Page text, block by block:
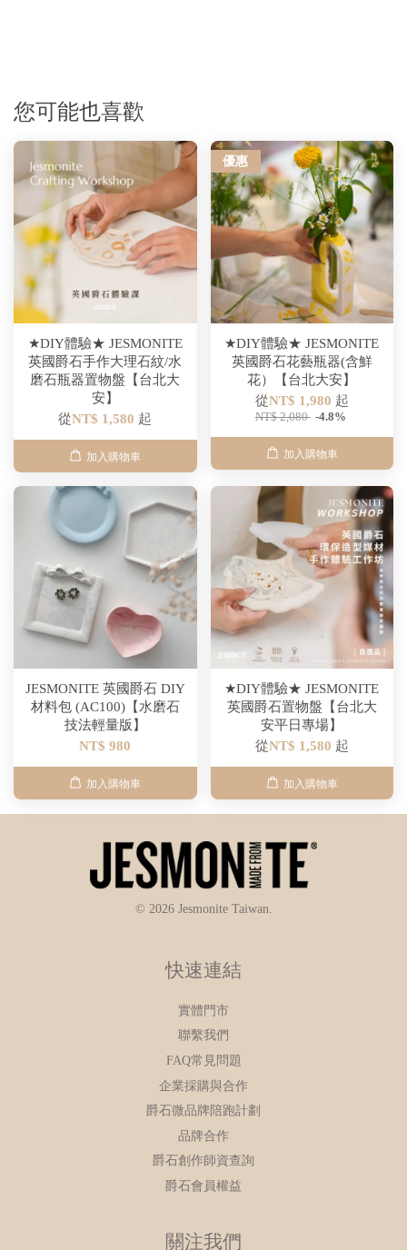
您可能也喜歡
★DIY體驗★ JESMONITE
英國爵石手作大理石紋/水
磨石瓶器置物盤【台北大
安】
從NT$ 1,580 起
加入購物車
優惠
★DIY體驗★ JESMONITE
英國爵石花藝瓶器(含鮮
花）【台北大安】
從NT$ 1,980 起
NT$ 2,080 -4.8%
加入購物車
JESMONITE 英國爵石 DIY
材料包 (AC100)【水磨石
技法輕量版】
NT$ 980
加入購物車
★DIY體驗★ JESMONITE
英國爵石置物盤【台北大
安平日專場】
從NT$ 1,580 起
加入購物車
© 2026 Jesmonite Taiwan.
快速連結
實體門市
聯繫我們
FAQ常見問題
企業採購與合作
爵石微品牌陪跑計劃
品牌合作
爵石創作師資查詢
爵石會員權益
關注我們